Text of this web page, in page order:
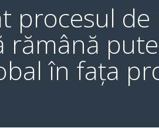
procesul de
rămână
în fața